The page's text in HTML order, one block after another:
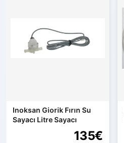
Inoksan Giorik Fırın Su
Sayacı Litre Sayacı
135€